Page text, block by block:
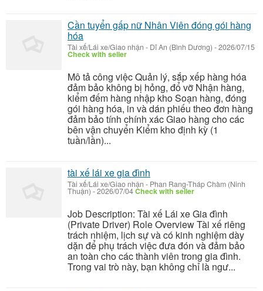
Cần tuyển gấp nữ Nhân Viên đóng gói hàng
hóa
Tài xế/Lái xe/Giao nhận - Dĩ An (Bình Dương) -2026/07/15
Check with seller
Mô tả công việc Quản lý, sắp xếp hàng hóa
đảm bảo không bị hỏng, đổ vỡ Nhận hàng,
kiểm đếm hàng nhập kho Soạn hàng, đóng
gói hàng hóa, in và dán phiếu theo đơn hàng
đảm bảo tính chính xác Giao hàng cho các
bên vận chuyển Kiểm kho định kỳ (1
tuần/lần)...
tài xế lái xe gia đình
Tài xế/Lái xe/Giao nhận - Phan Rang-Tháp Chàm (Ninh
Thuận) -2026/07/04Check with seller
Job Description: Tài xế Lái xe Gia đình
(Private Driver) Role Overview Tài xế riêng
trách nhiệm, lịch sự và có kinh nghiệm dày
dặn để phụ trách việc đưa đón và đảm bảo
an toàn cho các thành viên trong gia đình.
Trong vai trò này, bạn không chỉ là ngư...